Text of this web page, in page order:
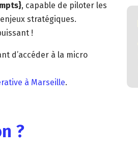
, capable de piloter les
stratégiques.
!
d’accéder à la micro
à Marseille.
?